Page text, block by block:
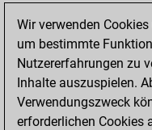
Matt auf vollem
Bauer setzt Matt
Erstickte Matts
Wir verwenden
um bestimmte
Nutzererfahrungen zu
Inhalte auszuspielen.
Verwendungszweck
erforderlichen Cookies